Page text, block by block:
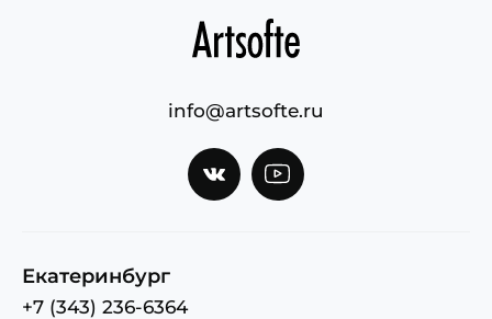
info@artsofte.ru
Екатеринбург
+7 (343) 236-6364